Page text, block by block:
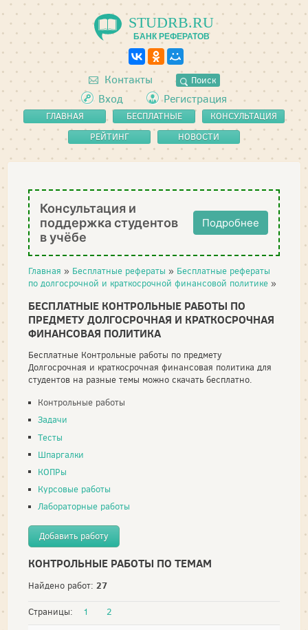
STUDRB.RU
БАНК РЕФЕРАТОВ
Контакты Поиск
Вход Регистрация
ГЛАВНАЯ
БЕСПЛАТНЫЕ
РЕФЕРАТЫ
КОНСУЛЬТАЦИЯ
РЕЙТИНГ
НОВОСТИ
Консультация и
поддержка студентов
в учёбе
Подробнее
Главная » Бесплатные рефераты » Бесплатные рефераты
по долгосрочной и краткосрочной финансовой политике »
БЕСПЛАТНЫЕ КОНТРОЛЬНЫЕ РАБОТЫ ПО
ПРЕДМЕТУ ДОЛГОСРОЧНАЯ И КРАТКОСРОЧНАЯ
ФИНАНСОВАЯ ПОЛИТИКА
Бесплатные Контрольные работы по предмету
Долгосрочная и краткосрочная финансовая политика для
студентов на разные темы можно скачать бесплатно.
Контрольные работы
Задачи
Тесты
Шпаргалки
КОПРы
Курсовые работы
Лабораторные работы
Добавить работу
КОНТРОЛЬНЫЕ РАБОТЫ ПО ТЕМАМ
Найдено работ: 27
Страницы: 1 2